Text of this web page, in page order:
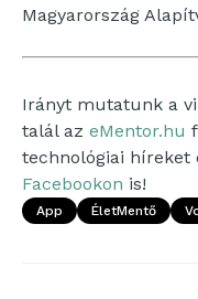
Magyarország
Irányt mutatunk a
talál az eMentor.hu
technológiai híreket
Facebookon is!
App ÉletMentő